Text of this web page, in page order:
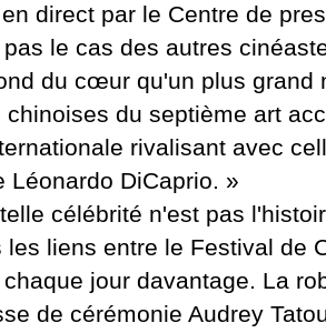
direct par le Centre de
le cas des autres
du cœur qu'un plus grand
chinoises du septième art
rivalisant avec
Léonardo DiCaprio. »
célébrité n'est pas
les liens entre le Festival de
jour davantage. La
de cérémonie Audrey